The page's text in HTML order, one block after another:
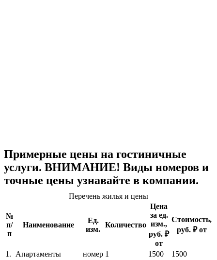
Примерные цены на гостиничные
услуги. ВНИМАНИЕ! Виды номеров и
точные цены узнавайте в компании.
Перечень жилья и цены
№
п/
п
Наименование
Ед.
изм.
Количество
Цена
за ед.
изм.,
руб. ₽
от
Стоимость,
руб. ₽ от
1. Апартаменты номер 1 1500 1500